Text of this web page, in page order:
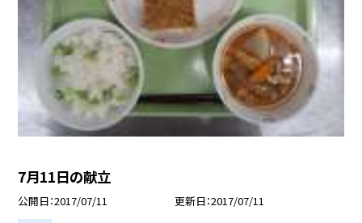
7月11日の献立
公開日 2017/07/11 更新日 2017/07/11